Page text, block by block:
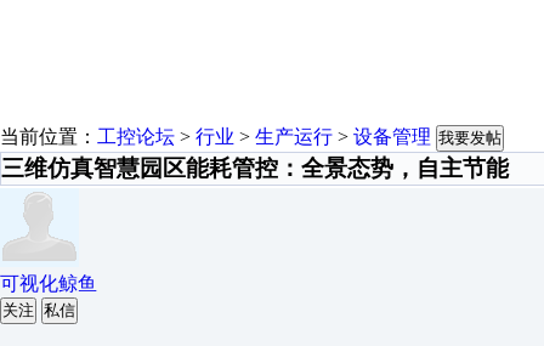
当前位置： 工控论坛 > 行业 > 生产运行 > 设备管理 我要发帖
三维仿真智慧园区能耗管控：全景态势，自主节能
可视化鲸鱼
关注 私信